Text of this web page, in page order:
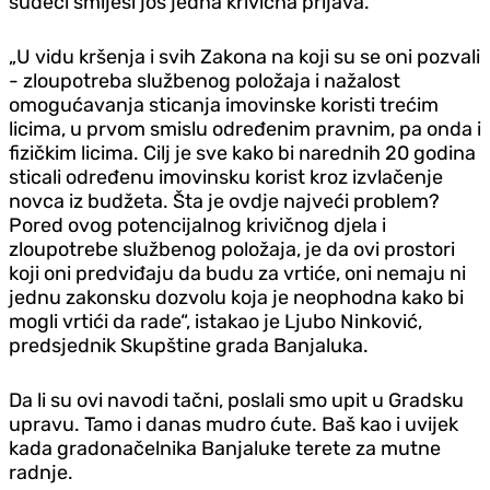
„U vidu kršenja i svih Zakona na koji su se oni pozvali
- zloupotreba službenog položaja i nažalost
omogućavanja sticanja imovinske koristi trećim
licima, u prvom smislu određenim pravnim, pa onda i
fizičkim licima. Cilj je sve kako bi narednih 20 godina
sticali određenu imovinsku korist kroz izvlačenje
novca iz budžeta. Šta je ovdje najveći problem?
Pored ovog potencijalnog krivičnog djela i
zloupotrebe službenog položaja, je da ovi prostori
koji oni predviđaju da budu za vrtiće, oni nemaju ni
jednu zakonsku dozvolu koja je neophodna kako bi
mogli vrtići da rade“, istakao je Ljubo Ninković,
predsjednik Skupštine grada Banjaluka.
Da li su ovi navodi tačni, poslali smo upit u Gradsku
upravu. Tamo i danas mudro ćute. Baš kao i uvijek
kada gradonačelnika Banjaluke terete za mutne
radnje.